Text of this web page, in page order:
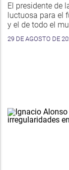
El presidente de
luctuosa para el
y el de todo el
29 DE AGOSTO DE